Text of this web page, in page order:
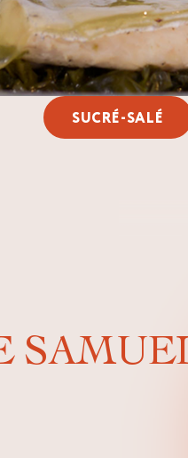
SUCRÉ-SALÉ